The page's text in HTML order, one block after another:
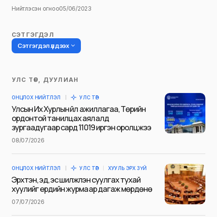
Нийтлэсэн огноо05/06/2023
СЭТГЭГДЭЛ
Сэтгэгдэл үлдээх
Таны имэйл хаягийг нийтлэхгүй.
тэмдэглэсэн
Сэтгэгдэл*
Name
УЛС ТӨР, ДУУЛИАН
ОНЦЛОХ НИЙТЛЭЛ УЛС ТӨР
Улсын Их Хурлын үйл ажиллагаа, Төрийн
ордонтой танилцах аялалд
зургаадугаар сард 11019 иргэн оролцжээ
08/07/2026
ОНЦЛОХ НИЙТЛЭЛ УЛС ТӨР ХУУЛЬ ЭРХ ЗҮЙ
Эрхтэн, эд, эс шилжүүлэн суулгах тухай
хуулийг ердийн журмаар дагаж мөрдөнө
07/07/2026